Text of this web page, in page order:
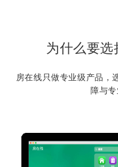
为什么要选
房在线只做专业级产品，
障与专